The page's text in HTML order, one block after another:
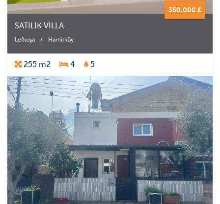
350,000 £
SATILIK VİLLA
Lefkoşa / Hamitköy
255 m2 4 5